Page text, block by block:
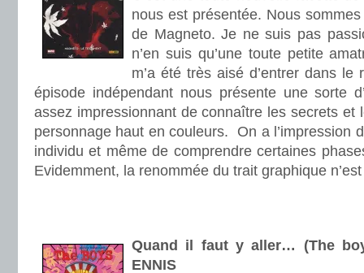
nous est présentée. Nous
de Magneto. Je ne suis pas
n’en suis qu’une toute petite
m’a été très aisé d’entrer dans le
épisode indépendant nous présente une sorte
assez impressionnant de connaître les secrets et
personnage haut en couleurs. On a l’impression
individu et même de comprendre certaines
Evidemment, la renommée du trait graphique
Quand il faut y aller… (The
ENNIS